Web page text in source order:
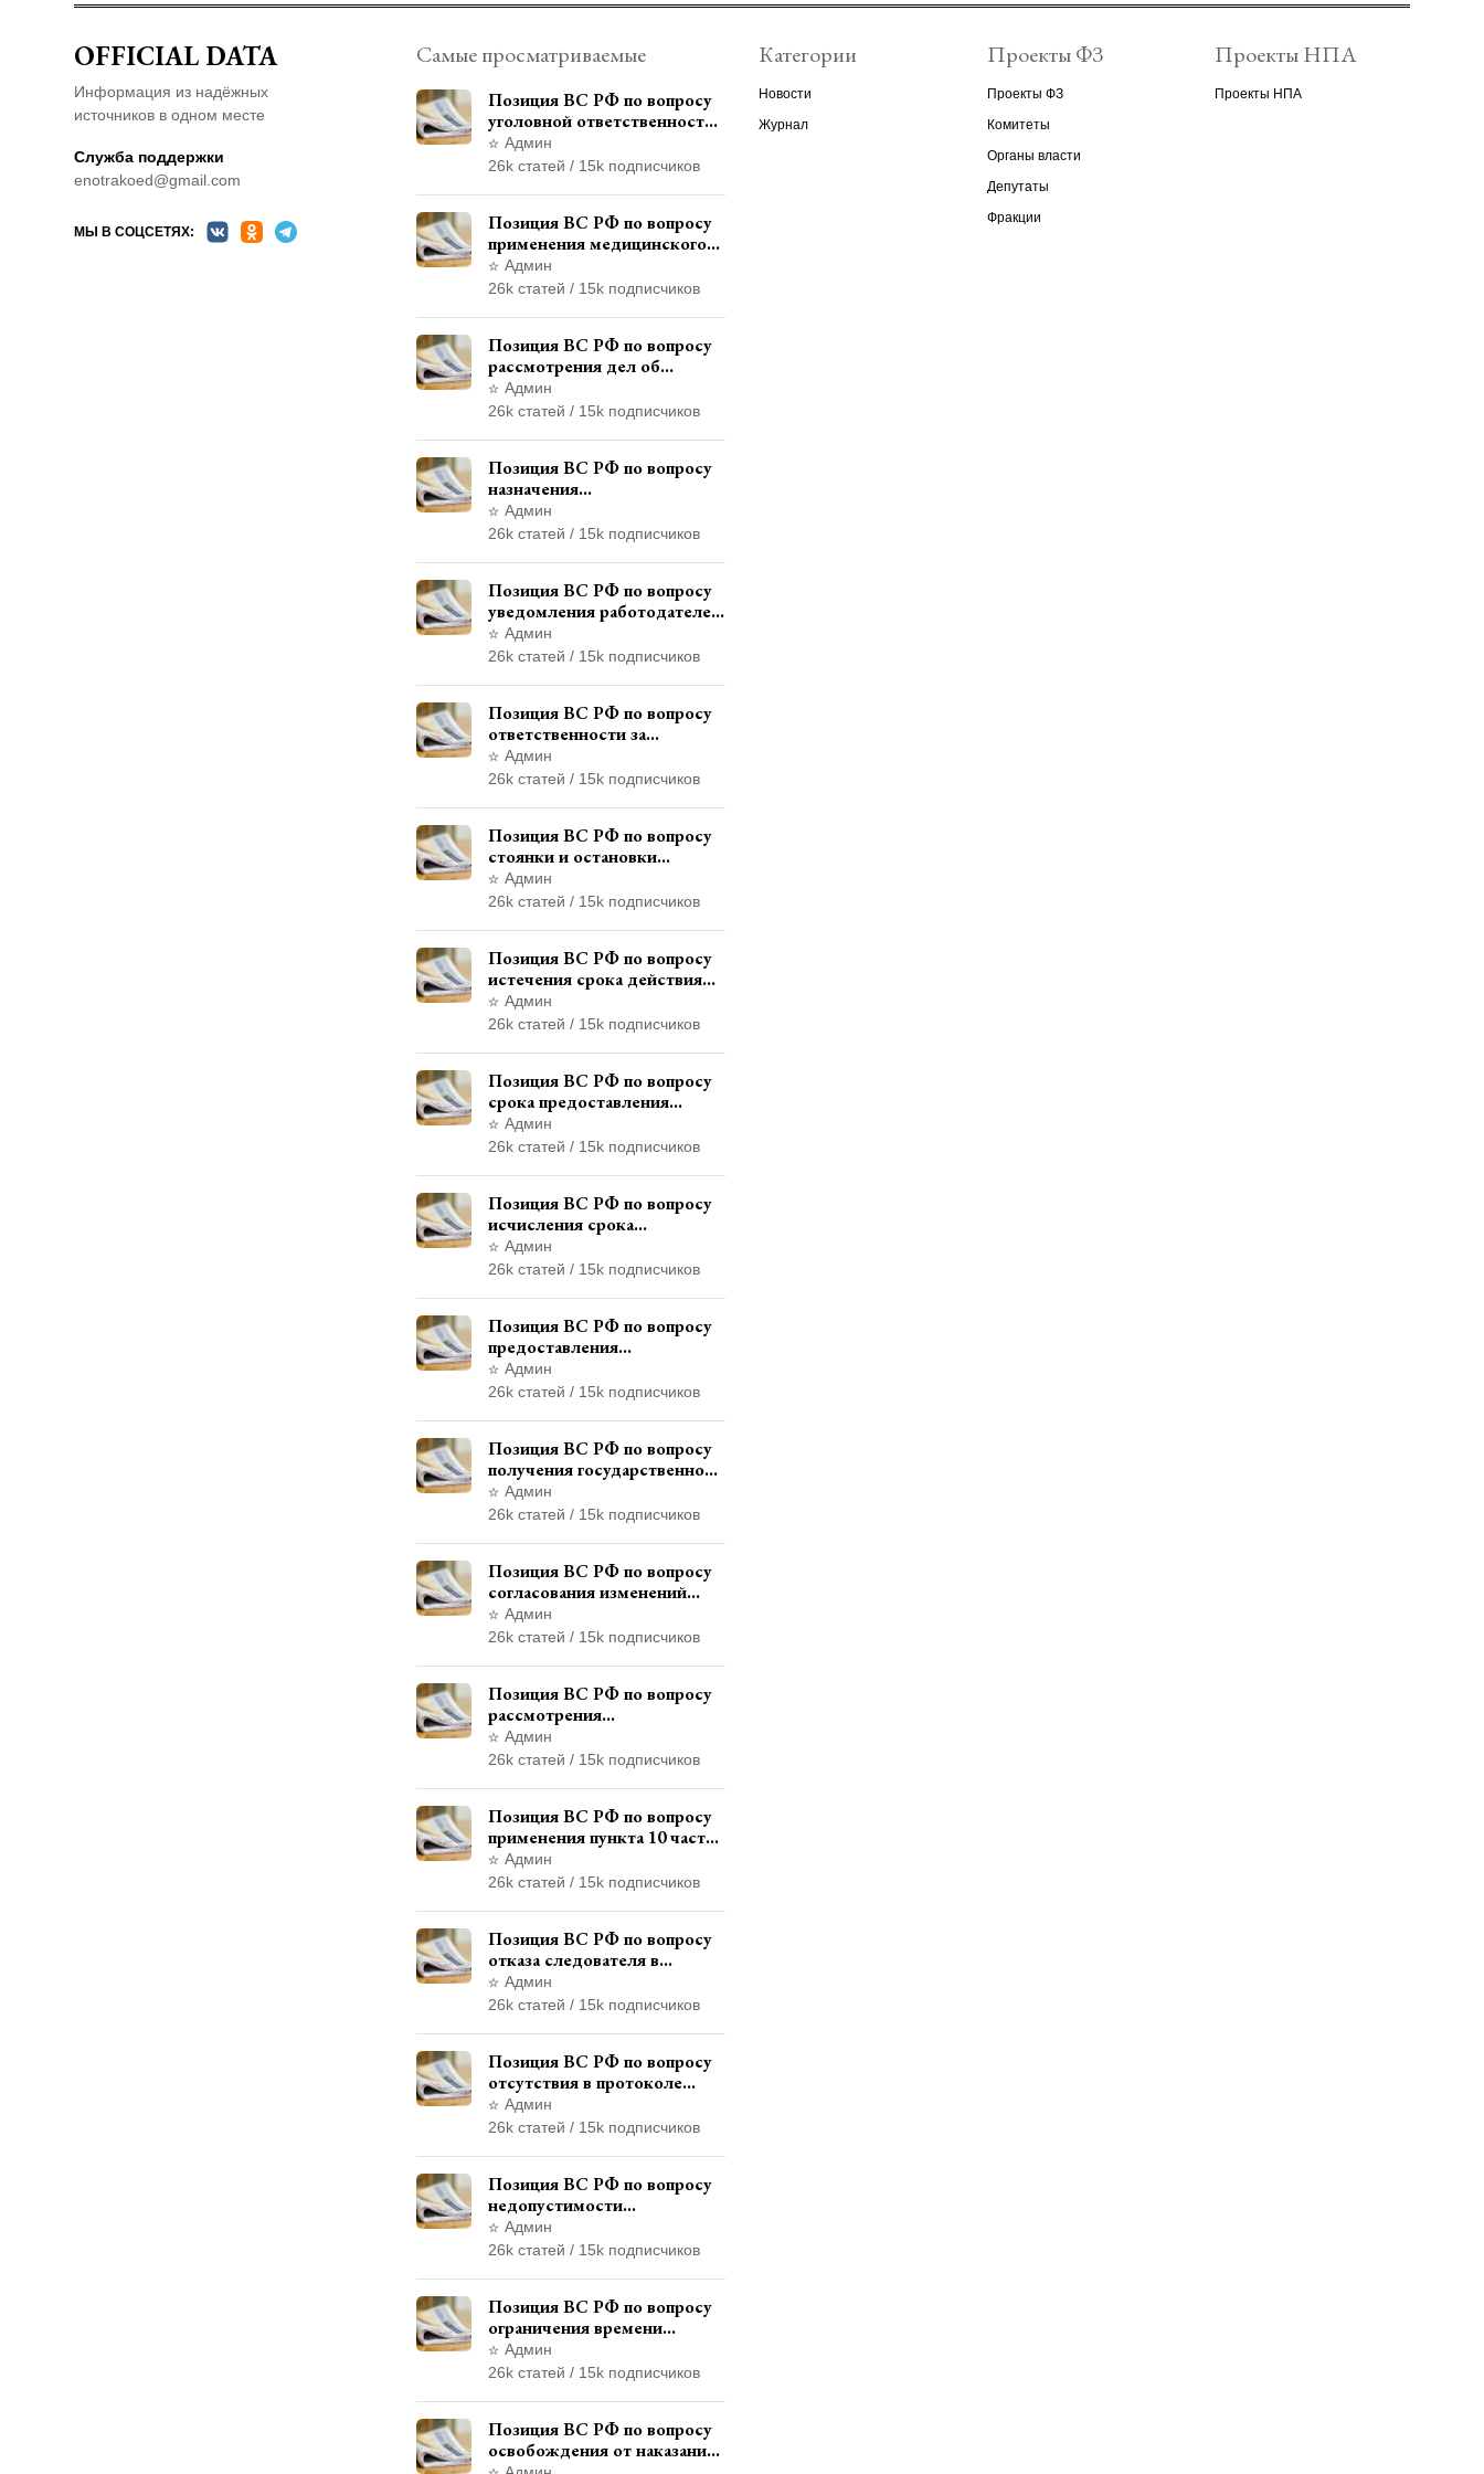
дорожного агентства», в отношении
агентство осуществляет функции и
полномочия учредителя»
(разработчик Росавтодор)
OFFICIAL DATA
Информация из надёжных
источников в одном месте
Служба поддержки
enotrakoed@gmail.com
МЫ В СОЦСЕТЯХ:
Самые просматриваемые
Позиция ВС РФ по вопросу
уголовной ответственности
за участие в
террористической
Админ
26k статей / 15k подписчиков
Позиция ВС РФ по вопросу
применения медицинского
освидетельствования
военнослужащих при
Админ
26k статей / 15k подписчиков
Позиция ВС РФ по вопросу
рассмотрения дел об
административных
правонарушениях по месту
ответственности
Админ
26k статей / 15k подписчиков
Позиция ВС РФ по вопросу
назначения
административного
наказания в виде лишения
Админ
26k статей / 15k подписчиков
Позиция ВС РФ по вопросу
уведомления работодателем
о заключении трудового
договора с бывшим
Админ
26k статей / 15k подписчиков
Позиция ВС РФ по вопросу
ответственности за
непредоставление
документов при проведении
Админ
26k статей / 15k подписчиков
Позиция ВС РФ по вопросу
стоянки и остановки
транспортного средства на
тротуаре и квалификации
Админ
26k статей / 15k подписчиков
Позиция ВС РФ по вопросу
истечения срока действия
транзитных знаков
иностранного государства и
правонарушения
Админ
26k статей / 15k подписчиков
Позиция ВС РФ по вопросу
срока предоставления
итогового финансового
отчета кандидатом в
выборах
Админ
26k статей / 15k подписчиков
Позиция ВС РФ по вопросу
исчисления срока
административного надзора
при назначении
свободы
Админ
26k статей / 15k подписчиков
Позиция ВС РФ по вопросу
предоставления
страховщикам копий
документов дела об
автотехнической экспертизы
Админ
26k статей / 15k подписчиков
Позиция ВС РФ по вопросу
получения государственной
услуги по регистрации
транспортного средства
Админ
26k статей / 15k подписчиков
Позиция ВС РФ по вопросу
согласования изменений
границ населенного пункта с
земель лесного фонда
Админ
26k статей / 15k подписчиков
Позиция ВС РФ по вопросу
рассмотрения
дополнительной
кассационной жалобы
Админ
26k статей / 15k подписчиков
Позиция ВС РФ по вопросу
применения пункта 10 части
1 статьи 448 УПК РФ к
лицам, уволенным из
Админ
26k статей / 15k подписчиков
Позиция ВС РФ по вопросу
отказа следователя в
назначении
психофизиологического
использованием полиграфа
Админ
26k статей / 15k подписчиков
Позиция ВС РФ по вопросу
отсутствия в протоколе
судебного заседания
указания на возможность
аудиозаписи
Админ
26k статей / 15k подписчиков
Позиция ВС РФ по вопросу
недопустимости
использования в приговоре
доказательств, не
Админ
26k статей / 15k подписчиков
Позиция ВС РФ по вопросу
ограничения времени
дополнительного
ознакомления с материалами
Админ
26k статей / 15k подписчиков
Позиция ВС РФ по вопросу
освобождения от наказания
Категории
Новости
Журнал
Проекты ФЗ
Проекты ФЗ
Комитеты
Органы власти
Депутаты
Фракции
Проекты НПА
Проекты НПА